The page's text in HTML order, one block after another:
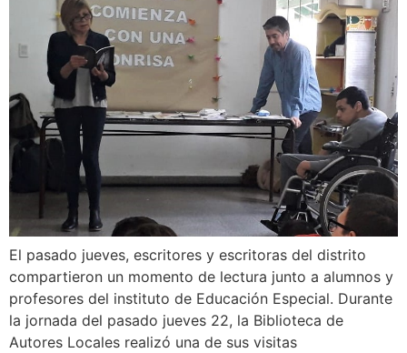
El pasado jueves, escritores y escritoras del distrito
compartieron un momento de lectura junto a alumnos y
profesores del instituto de Educación Especial. Durante
la jornada del pasado jueves 22, la Biblioteca de
Autores Locales realizó una de sus visitas